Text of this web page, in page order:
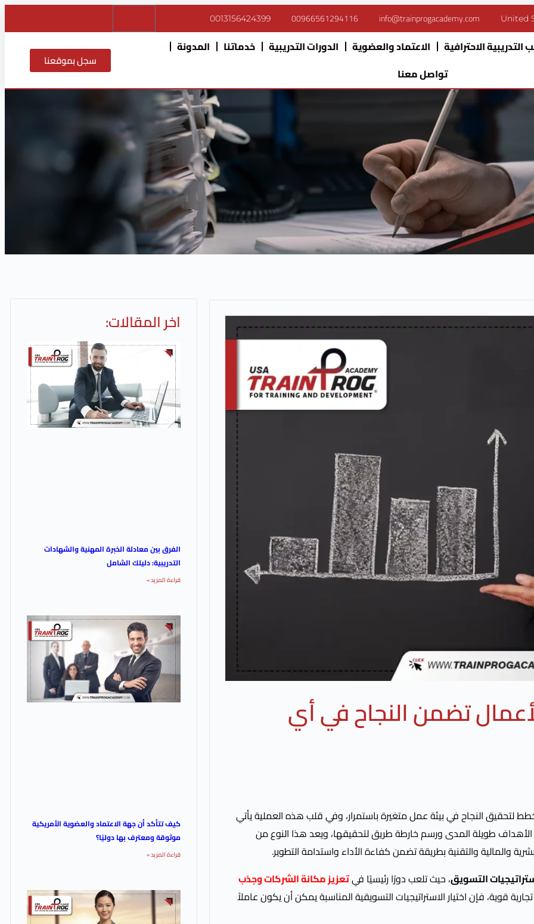
0013156424399 00966561294116 info@trainprogacademy.com United
التدريبية الاحترافية الاعتماد والعضوية الدورات التدريبية خدماتنا
المدونة
تواصل معنا
سجل بموقعنا
تضمن النجاح في أي
لتحقيق النجاح في بيئة عمل متغيرة باستمرار، وفي قلب هذه العملية يأتي
طويلة المدى ورسم خارطة طريق لتحقيقها، ويعد هذا النوع من
والمالية والتقنية بطريقة تضمن كفاءة الأداء واستدامة التطوير.
التسويق، حيث تلعب دورًا رئيسيًا فيتعزيز مكانة الشركات وجذب
قوية، فإن اختيار الاستراتيجيات التسويقية المناسبة يمكن أن يكون عاملاً
اخر المقالات:
الفرق بين معادلة الخبرة المهنية والشهادات
التدريبية: دليلك الشامل
قراءة المزيد »
كيف تتأكد أن جهة الاعتماد والعضوية الأمريكية
موثوقة ومعترف بها دوليًا؟
قراءة المزيد »